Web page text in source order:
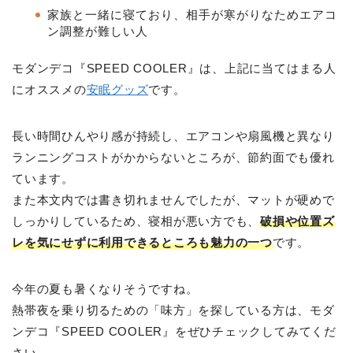
家族と一緒に寝ており、相手が寒がりなためエアコ
ン調整が難しい人
モダンデコ『SPEED COOLER』は、上記に当てはまる人
にオススメの安眠グッズです。
長い時間ひんやり感が持続し、エアコンや扇風機と異なり
ランニングコストがかからないところが、節約面でも優れ
ています。
また本文内では書き切れませんでしたが、マットが硬めで
しっかりしているため、寝相が悪い方でも、破損や位置ズ
レを気にせずに利用できるところも魅力の一つです。
今年の夏も暑くなりそうですね。
熱帯夜を乗り切るための「味方」を探している方は、モダ
ンデコ『SPEED COOLER』をぜひチェックしてみてくだ